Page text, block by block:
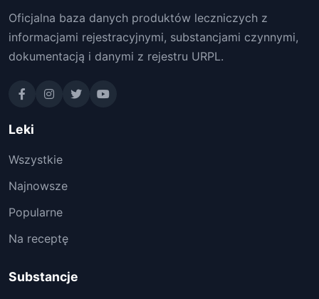
Oficjalna baza danych produktów leczniczych z
informacjami rejestracyjnymi, substancjami czynnymi,
dokumentacją i danymi z rejestru URPL.
Leki
Wszystkie
Najnowsze
Popularne
Na receptę
Substancje